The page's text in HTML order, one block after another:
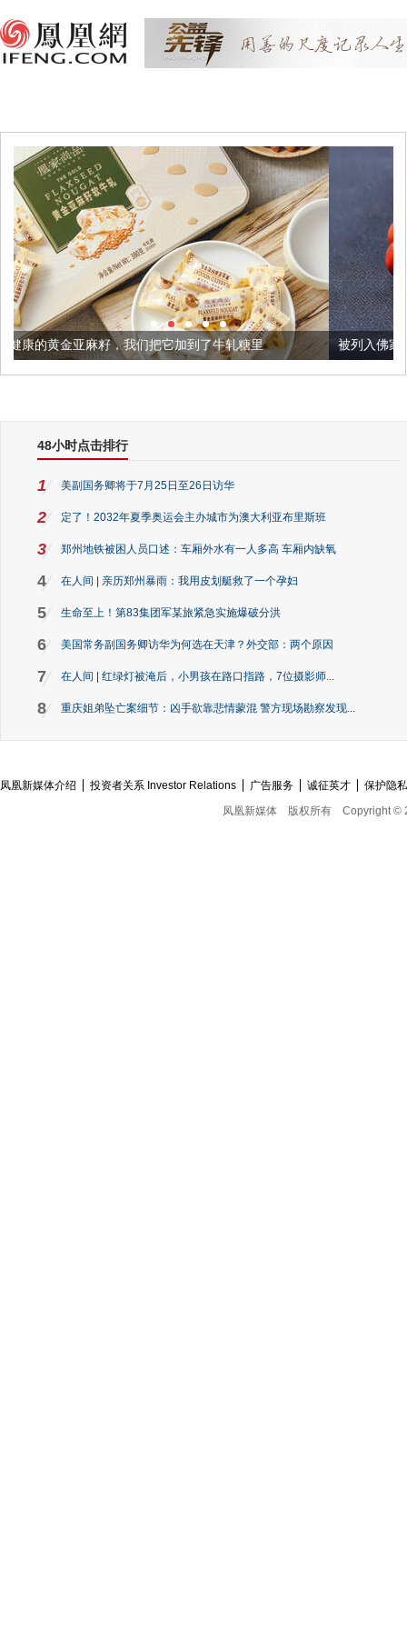
们把它加到了牛轧糖里 被列入佛家七宝的它到底有多美
48小时点击排行
1 美副国务卿将于7月25日至26日访华
2 定了！2032年夏季奥运会主办城市为澳大利亚布里斯班
3 郑州地铁被困人员口述：车厢外水有一人多高 车厢内缺氧
4 在人间 | 亲历郑州暴雨：我用皮划艇救了一个孕妇
5 生命至上！第83集团军某旅紧急实施爆破分洪
6 美国常务副国务卿访华为何选在天津？外交部：两个原因
7 在人间 | 红绿灯被淹后，小男孩在路口指路，7位摄影师...
8 重庆姐弟坠亡案细节：凶手欲靠悲情蒙混 警方现场勘察发现...
凤凰新媒体介绍 投资者关系 Investor Relations 广告服务 诚征英才
保护隐
凤凰新媒体
版权所有 Copyright ©